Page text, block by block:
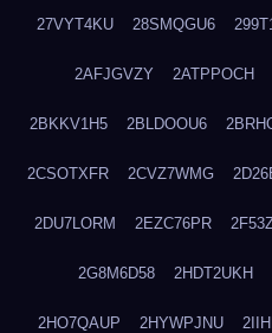
27VYT4KU 28SMQGU6
2AFJGVZY 2ATPPOCH
2BKKV1H5 2BLDOOU6
2CSOTXFR 2CVZ7WMG
2DU7LORM 2EZC76PR
2G8M6D58 2HDT2UKH
2HO7QAUP 2HYWPJNU